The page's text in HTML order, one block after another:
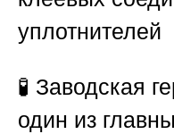
уплотнителей
🧪 Заводская
один из